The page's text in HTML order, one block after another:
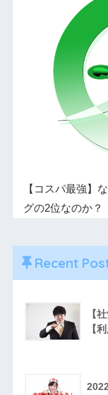
【コスパ最強】
グの2位なのか？
Recent
【
【